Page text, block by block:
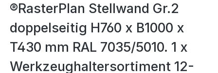
®RasterPlan Stellwand Gr.2
doppelseitig H760 x B1000 x
T430 mm RAL 7035/5010. 1 x
Werkzeughaltersortiment 12-